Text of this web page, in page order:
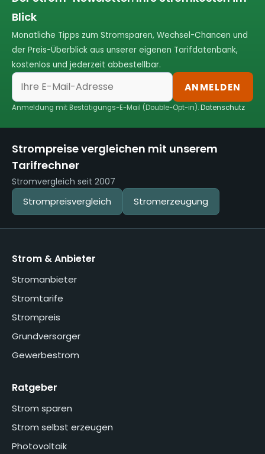
Blick
Monatliche Tipps zum Stromsparen, Wechsel-Chancen und
der Preis-Überblick aus unserer eigenen Tarifdatenbank,
kostenlos und jederzeit abbestellbar.
ANMELDEN
Anmeldung mit Bestätigungs-E-Mail (Double-Opt-in).Datenschutz
Strompreise vergleichen mit unserem
Tarifrechner
Stromvergleich seit 2007
Strompreisvergleich Stromerzeugung
Strom & Anbieter
Stromanbieter
Stromtarife
Strompreis
Grundversorger
Gewerbestrom
Ratgeber
Strom sparen
Strom selbst erzeugen
Photovoltaik